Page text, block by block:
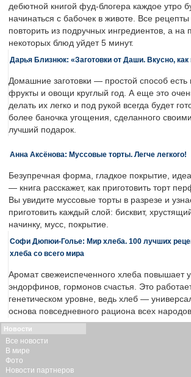
дебютной книгой фуд-блогера каждое утро
начинаться с бабочек в животе. Все рецепты
повторить из подручных ингредиентов, а на
некоторых блюд уйдет 5 минут.
Дарья Близнюк: «Заготовки от Даши. Вкусно, как
Домашние заготовки — простой способ есть
фрукты и овощи круглый год. А еще это
делать их легко и под рукой всегда будет
более баночка угощения, сделанного
лучший подарок.
Анна Аксёнова: Муссовые торты. Легче легкого!
Безупречная форма, гладкое покрытие,
— книга расскажет, как приготовить торт
Вы увидите муссовые торты в разрезе и
приготовить каждый слой: бисквит,
начинку, мусс, покрытие.
Софи Дюпюи-Голье: Мир хлеба. 100 лучших
хлеба со всего мира
Аромат свежеиспеченного хлеба повышает
эндорфинов, гормонов счастья. Это
генетическом уровне, ведь хлеб —
основа повседневного рациона всех
Новости
Все новости
В мире
Фото
Новости партнеров